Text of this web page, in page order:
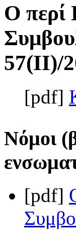
Ο περί
57(II)/
[pdf]
Νόμοι
[pdf]